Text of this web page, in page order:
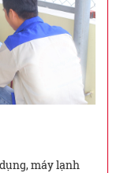
máy lạnh